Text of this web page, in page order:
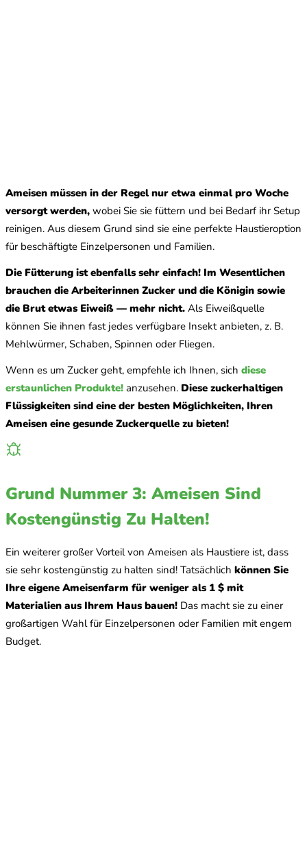
Ameisen müssen in der Regel nur etwa einmal pro Woche
versorgt werden, wobei Sie sie füttern und bei Bedarf ihr Setup
reinigen. Aus diesem Grund sind sie eine perfekte Haustieroption
für beschäftigte Einzelpersonen und Familien.
Die Fütterung ist ebenfalls sehr einfach! Im Wesentlichen
brauchen die Arbeiterinnen Zucker und die Königin sowie
die Brut etwas Eiweiß — mehr nicht. Als Eiweißquelle
können Sie ihnen fast jedes verfügbare Insekt anbieten, z. B.
Mehlwürmer, Schaben, Spinnen oder Fliegen.
Wenn es um Zucker geht, empfehle ich Ihnen, sich diese
erstaunlichen Produkte! anzusehen. Diese zuckerhaltigen
Flüssigkeiten sind eine der besten Möglichkeiten, Ihren
Ameisen eine gesunde Zuckerquelle zu bieten!
Grund Nummer 3: Ameisen Sind
Kostengünstig Zu Halten!
Ein weiterer großer Vorteil von Ameisen als Haustiere ist, dass
sie sehr kostengünstig zu halten sind! Tatsächlich können Sie
Ihre eigene Ameisenfarm für weniger als 1 $ mit
Materialien aus Ihrem Haus bauen! Das macht sie zu einer
großartigen Wahl für Einzelpersonen oder Familien mit engem
Budget.